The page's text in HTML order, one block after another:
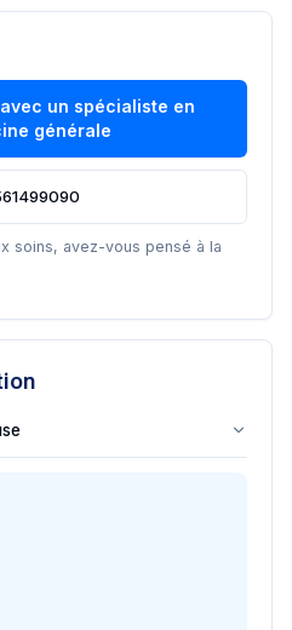
un spécialiste en
générale
soins, avez-vous pensé à la